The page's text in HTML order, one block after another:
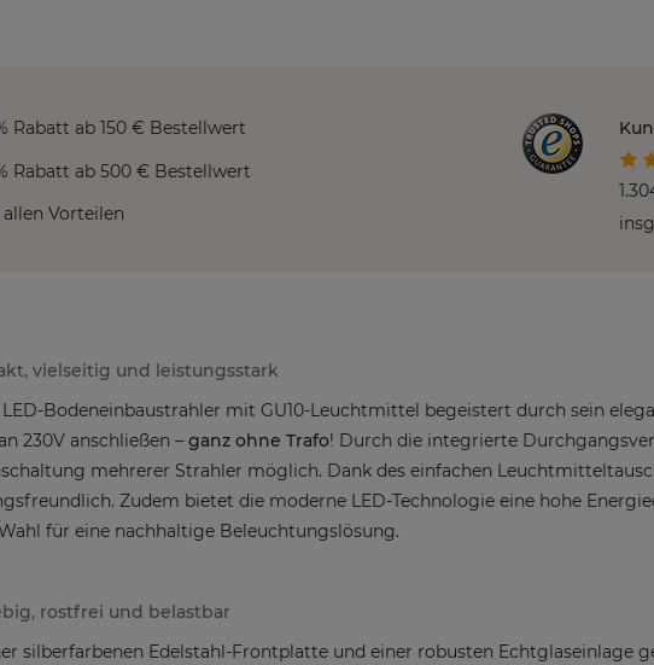
Rabatt ab 150 € Bestellwert
Rabatt ab 500 € Bestellwert
allen Vorteilen
vielseitig und leistungsstark
LED-Bodeneinbaustrahler mit GU10-Leuchtmittel begeistert durch sein
230V anschließen – ganz ohne Trafo! Durch die integrierte
mehrerer Strahler möglich. Dank des einfachen
Zudem bietet die moderne LED-Technologie eine hohe
für eine nachhaltige Beleuchtungslösung.
rostfrei und belastbar
silberfarbenen Edelstahl-Frontplatte und einer robusten Echtglaseinlage